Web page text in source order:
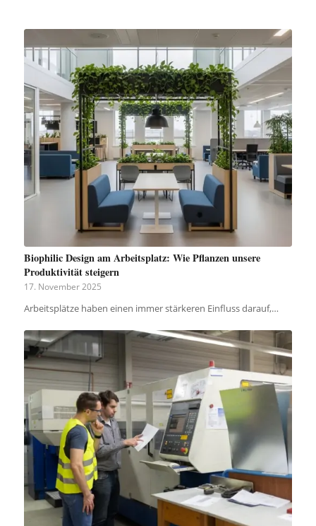
Biophilic Design am Arbeitsplatz: Wie Pflanzen unsere
Produktivität steigern
17. November 2025
Arbeitsplätze haben einen immer stärkeren Einfluss darauf,…